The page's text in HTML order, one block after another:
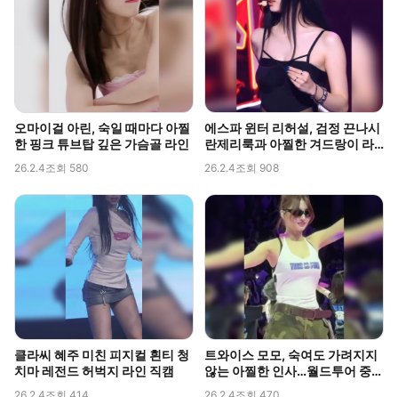
오마이걸 아린, 숙일 때마다 아찔
한 핑크 튜브탑 깊은 가슴골 라인
26.2.4조회 580
에스파 윈터 리허설, 검정 끈나시
란제리룩과 아찔한 겨드랑이 라
26.2.4조회 908
클라씨 혜주 미친 피지컬 흰티 청
치마 레전드 허벅지 라인 직캠
트와이스 모모, 숙여도 가려지지
않는 아찔한 인사…월드투어 중